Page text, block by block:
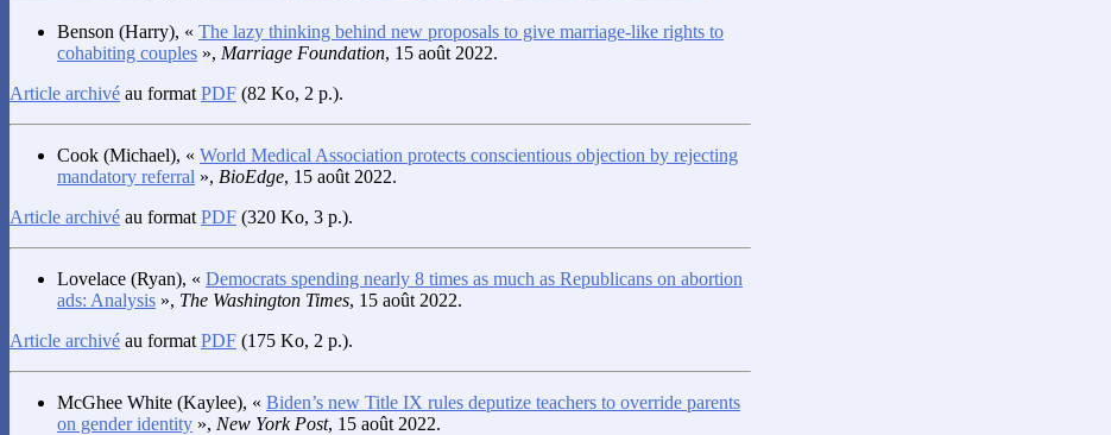
Benson (Harry), « The lazy thinking behind new proposals to give marriage-like rights to
cohabiting couples », Marriage Foundation, 15 août 2022.
Article archivé au format PDF (82 Ko, 2 p.).
Cook (Michael), « World Medical Association protects conscientious objection by rejecting
mandatory referral », BioEdge, 15 août 2022.
Article archivé au format PDF (320 Ko, 3 p.).
Lovelace (Ryan), « Democrats spending nearly 8 times as much as Republicans on abortion
ads: Analysis », The Washington Times, 15 août 2022.
Article archivé au format PDF (175 Ko, 2 p.).
McGhee White (Kaylee), « Biden’s new Title IX rules deputize teachers to override parents
on gender identity », New York Post, 15 août 2022.